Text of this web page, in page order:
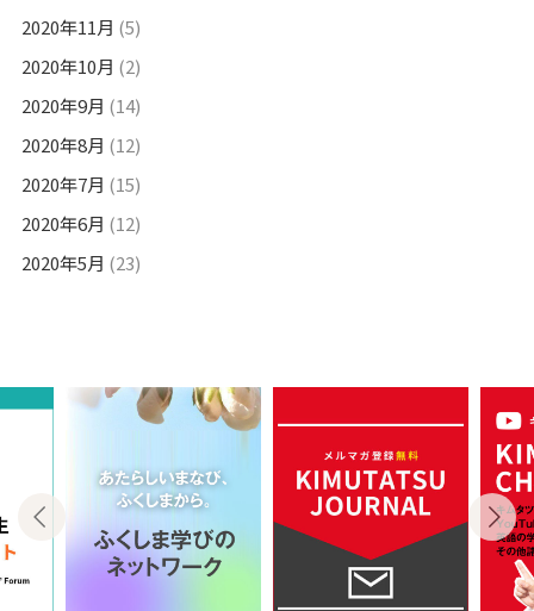
2020年11月 (5)
2020年10月 (2)
2020年9月 (14)
2020年8月 (12)
2020年7月 (15)
2020年6月 (12)
2020年5月 (23)